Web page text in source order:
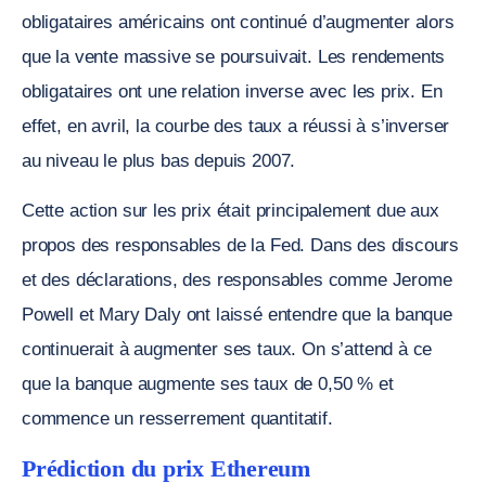
obligataires américains ont continué d’augmenter alors
que la vente massive se poursuivait. Les rendements
obligataires ont une relation inverse avec les prix. En
effet, en avril, la courbe des taux a réussi à s’inverser
au niveau le plus bas depuis 2007.
Cette action sur les prix était principalement due aux
propos des responsables de la Fed. Dans des discours
et des déclarations, des responsables comme Jerome
Powell et Mary Daly ont laissé entendre que la banque
continuerait à augmenter ses taux. On s’attend à ce
que la banque augmente ses taux de 0,50 % et
commence un resserrement quantitatif.
Prédiction du prix Ethereum